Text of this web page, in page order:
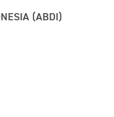
(ABDI)